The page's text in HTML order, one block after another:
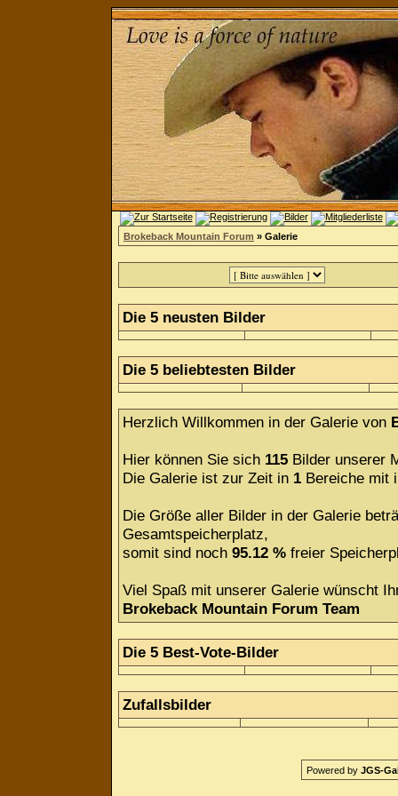
Brokeback Mountain Forum » Galerie
Die 5 neusten Bilder
Die 5 beliebtesten Bilder
Herzlich Willkommen in der Galerie von
Hier können Sie sich 115 Bilder unserer
Die Galerie ist zur Zeit in 1 Bereiche mit
Die Größe aller Bilder in der Galerie
Gesamtspeicherplatz,
somit sind noch 95.12 % freier
Viel Spaß mit unserer Galerie wünscht
Brokeback Mountain Forum Team
Die 5 Best-Vote-Bilder
Zufallsbilder
Powered by JGS-